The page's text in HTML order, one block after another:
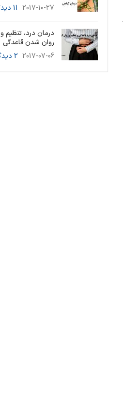
2017-10-27 11 دیدگاه
درمان درد، تنظیم و
روان شدن قاعدگی
2017-07-06 2 دیدگاه